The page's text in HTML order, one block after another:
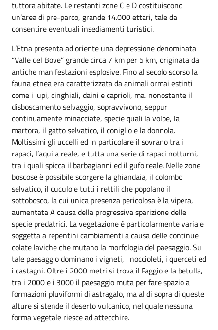
tuttora abitate. Le restanti zone C e D costituiscono
un’area di pre-parco, grande 14.000 ettari, tale da
consentire eventuali insediamenti turistici.
L’Etna presenta ad oriente una depressione denominata
“Valle del Bove” grande circa 7 km per 5 km, originata da
antiche manifestazioni esplosive. Fino al secolo scorso la
fauna etnea era caratterizzata da animali ormai estinti
come i lupi, cinghiali, daini e caprioli, ma, nonostante il
disboscamento selvaggio, sopravvivono, seppur
continuamente minacciate, specie quali la volpe, la
martora, il gatto selvatico, il coniglio e la donnola.
Moltissimi gli uccelli ed in particolare il sovrano tra i
rapaci, l’aquila reale, e tutta una serie di rapaci notturni,
tra i quali spicca il barbagianni ed il gufo reale. Nelle zone
boscose è possibile scorgere la ghiandaia, il colombo
selvatico, il cuculo e tutti i rettili che popolano il
sottobosco, la cui unica presenza pericolosa è la vipera,
aumentata A causa della progressiva sparizione delle
specie predatrici. La vegetazione è particolarmente varia e
soggetta a repentini cambiamenti a causa delle continue
colate laviche che mutano la morfologia del paesaggio. Su
tale paesaggio dominano i vigneti, i noccioleti, i querceti ed
i castagni. Oltre i 2000 metri si trova il Faggio e la betulla,
tra i 2000 e i 3000 il paesaggio muta per fare spazio a
formazioni pluviformi di astragalo, ma al di sopra di queste
alture si stende il deserto vulcanico, nel quale nessuna
forma vegetale riesce ad attecchire.